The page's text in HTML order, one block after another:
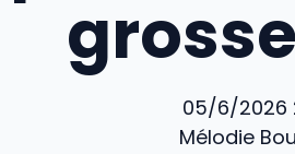
05/6/2026
Mélodie